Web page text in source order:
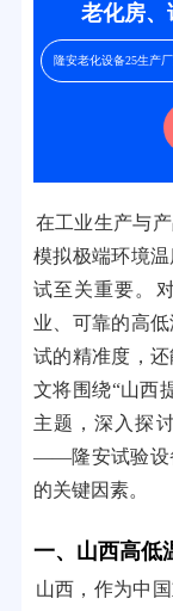
老化房、
隆安老化设备25生产
在工业生产与
模拟极端环境
试至关重要。
业、可靠的高
试的精准度，
文将围绕“山西
主题，深入探
——隆安试验设
的关键因素。
一、山西高低
山西，作为中